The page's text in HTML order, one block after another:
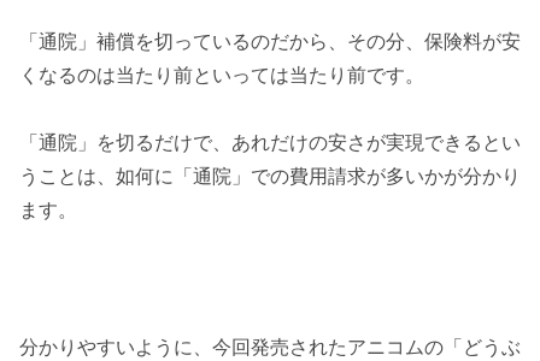
「通院」補償を切っているのだから、その分、保険料が安
くなるのは当たり前といっては当たり前です。
「通院」を切るだけで、あれだけの安さが実現できるとい
うことは、如何に「通院」での費用請求が多いかが分かり
ます。
分かりやすいように、今回発売されたアニコムの「どうぶ